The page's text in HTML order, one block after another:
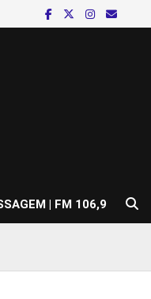
| FM 106,9